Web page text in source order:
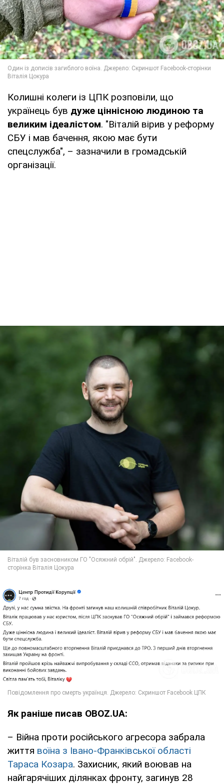
Колишні колеги із ЦПК розповіли, що
українець був дуже ціннісною людиною та
великим ідеалістом. "Віталій вірив у реформу
СБУ і мав бачення, якою має бути
спецслужба", – зазначили в громадській
організації.
Як раніше писав OBOZ.UA:
– Війна проти російського агресора забрала
життя воїна з Івано-Франківської області
Тараса Козара. Захисник, який воював на
найгарячіших ділянках фронту, загинув 28